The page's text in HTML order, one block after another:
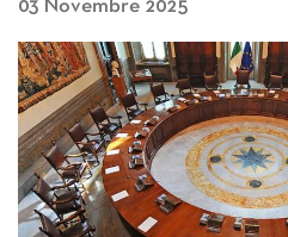
03 Novembre 2025